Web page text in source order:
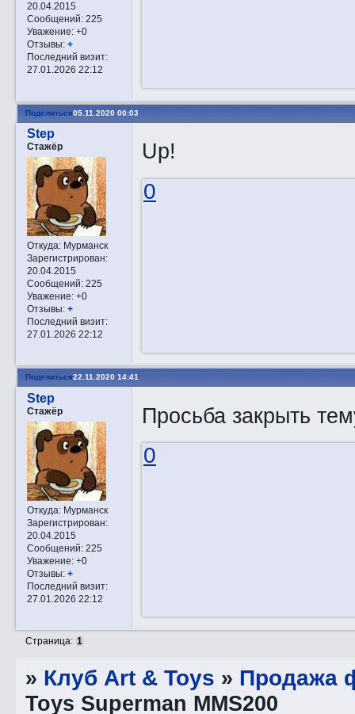
20.04.2015
Сообщений:225
Уважение: +0
Отзывы: +
Последний визит:
27.01.2026 22:12
Поделиться05.11.2020 00:03
Step
Стажёр
Откуда:Мурманск
Зарегистрирован:
20.04.2015
Сообщений:225
Уважение: +0
Отзывы: +
Последний визит:
27.01.2026 22:12
Up!
0
Поделиться22.11.2020 14:41
Step
Стажёр
Откуда:Мурманск
Зарегистрирован:
20.04.2015
Сообщений:225
Уважение: +0
Отзывы: +
Последний визит:
27.01.2026 22:12
Просьба закрыть
0
Страница: 1
» Клуб Art & Toys » Продажа
Toys Superman MMS200